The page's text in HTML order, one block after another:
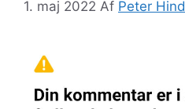
1. maj 2022 Af Peter